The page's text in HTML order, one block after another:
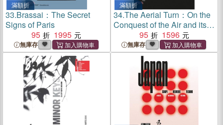
滿額折
33.Brassai：The Secret
Signs of Paris
95
1995
無庫存
滿額折
34.The Aerial Turn：On the
Conquest of the Air and its
Impact on the City, the
Territory and the Planet
95 1596
無庫存